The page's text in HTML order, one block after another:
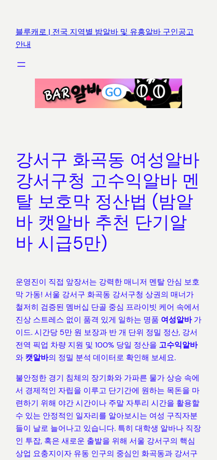
블루캐로 | 전국 지역별 밤알바 및 유흥알바 구인공고
안내
강서구 화곡동 여성알바
강서구청 고수익알바 멘
탈 보호막 정산법 (밤알
바 캣알바 추천 단기알
바 시급5만)
운영진이 직접 앞장서는 강력한 매니저 멘탈 안심 보호
막 가동! 서울 강서구 화곡동 강서구청 상권의 매너가
철저히 검증된 멤버십 단골 중심 프라이빗 케어 속에서
진상 스트레스 없이 품격 있게 일하는 명품 여성알바가
이드. 시간당 5만 원 보장과 반 개 단위 정밀 정산, 강서
전역 픽업 차량 지원 및 100% 당일 정산을 고수익알바
와 캣알바의 정밀 분석 데이터로 확인해 보세요.
불안정한 경기 침체의 장기화와 가파른 물가 상승 속에
서 경제적인 자립을 이루고 단기간에 원하는 목돈을 마
련하기 위해 야간 시간이나 주말 자투리 시간을 활용할
수 있는 안정적인 일자리를 알아보시는 여성 구직자분
들이 날로 늘어나고 있습니다. 특히 대학생 알바나 직장
인 투잡, 혹은 새로운 출발을 위해 서울 강서구의 핵심
상업 요충지이자 유동 인구의 중심인 화곡동과 강서구